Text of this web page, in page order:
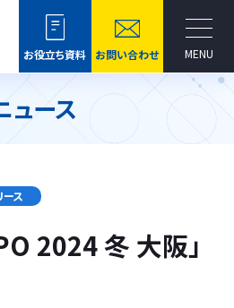
お役立ち資料
お問い合わせ MENU
ュース
ース
2024 冬 大阪」